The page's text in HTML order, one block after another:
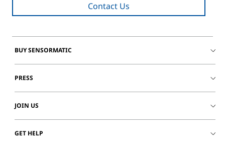
Contact Us
BUY SENSORMATIC
PRESS
JOIN US
GET HELP